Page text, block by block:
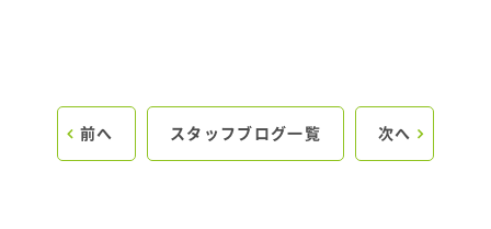
前へ スタッフブログ一覧 次へ